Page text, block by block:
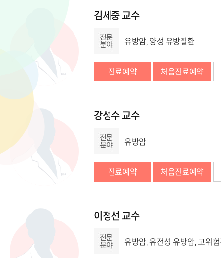
김세중 교수
유방암, 양성 유방질환
진료예약 처음진료예약
강성수 교수
유방암
진료예약 처음진료예약
이정선 교수
유방암, 유전성 유방암, 고위